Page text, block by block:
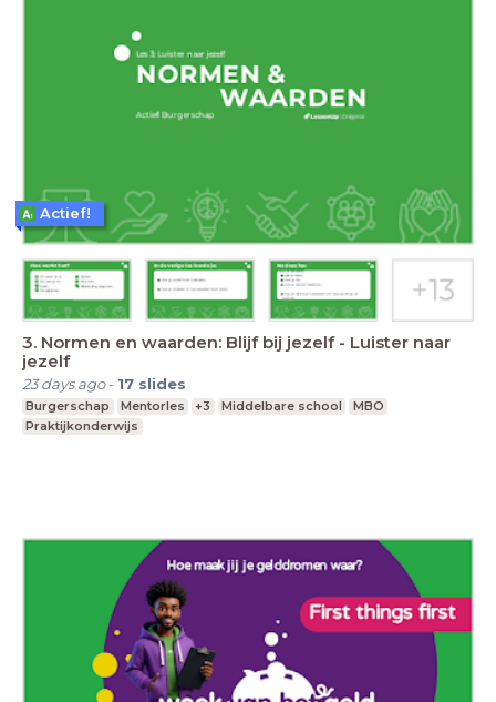
3. Normen en waarden: Blijf bij jezelf - Luister naar
jezelf
23 days ago- 17 slides
Burgerschap Mentorles +3 Middelbare school
MBO
Praktijkonderwijs
Actief!